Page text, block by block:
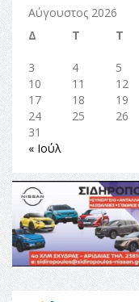
Αύγουστος 2026
Δ
Τ Τ
3
4 5
10
11 12
17
18 19
24
25 26
31
« Ιούλ